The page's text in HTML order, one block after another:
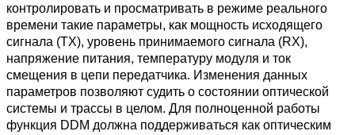
контролировать и просматривать в режиме реального
времени такие параметры, как мощность исходящего
сигнала (TX), уровень принимаемого сигнала (RX),
напряжение питания, температуру модуля и ток
смещения в цепи передатчика. Изменения данных
параметров позволяют судить о состоянии оптической
системы и трассы в целом. Для полноценной работы
функция DDM должна поддерживаться как оптическим